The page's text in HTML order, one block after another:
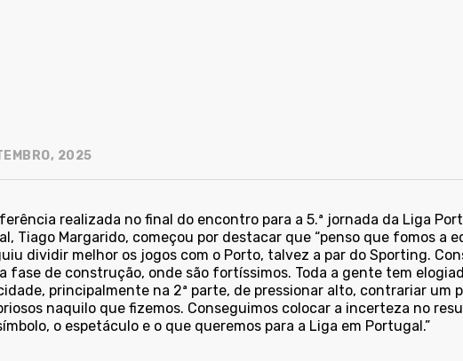
2025
realizada no final do encontro para a 5.ª jornada da Liga
Tiago Margarido, começou por destacar que “penso que fomos a
dividir melhor os jogos com o Porto, talvez a par do Sporting.
fase de construção, onde são fortíssimos. Toda a gente tem
principalmente na 2ª parte, de pressionar alto, contrariar um
naquilo que fizemos. Conseguimos colocar a incerteza no
o espetáculo e o que queremos para a Liga em Portugal.”